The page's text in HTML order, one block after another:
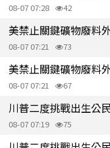
08-07 07:28 42
美禁止關鍵礦物廢料
08-07 07:21 73
美禁止關鍵礦物廢料
08-07 07:21 67
08-07 07:19 75